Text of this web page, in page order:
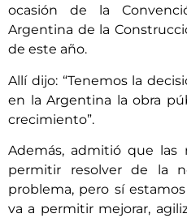
ocasión de la
Argentina de la
de este año.
Allí dijo: “Tenemos la
en la Argentina la obra
crecimiento”.
Además, admitió que las
permitir resolver de la
problema, pero sí
va a permitir mejorar,